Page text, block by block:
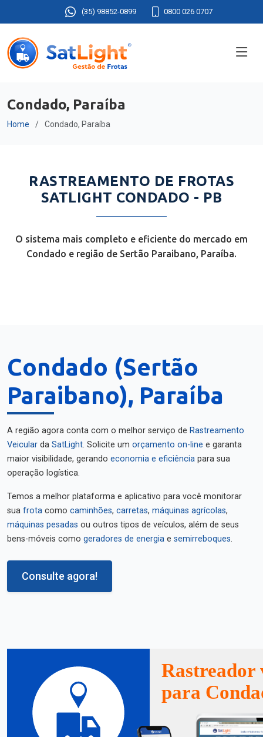
(35) 98852-0899 0800 026 0707
Condado, Paraíba
Home Condado, Paraíba
RASTREAMENTO DE FROTAS
SATLIGHT CONDADO - PB
O sistema mais completo e eficiente do mercado em
Condado e região de Sertão Paraibano, Paraíba.
Condado (Sertão
Paraibano), Paraíba
A região agora conta com o melhor serviço de Rastreamento
Veicular da SatLight. Solicite um orçamento on-line e garanta
maior visibilidade, gerando economia e eficiência para sua
operação logística.
Temos a melhor plataforma e aplicativo para você monitorar
sua frota como caminhões, carretas, máquinas agrícolas,
máquinas pesadas ou outros tipos de veículos, além de seus
bens-móveis como geradores de energia e semirreboques.
Consulte agora!
Rastreador
para